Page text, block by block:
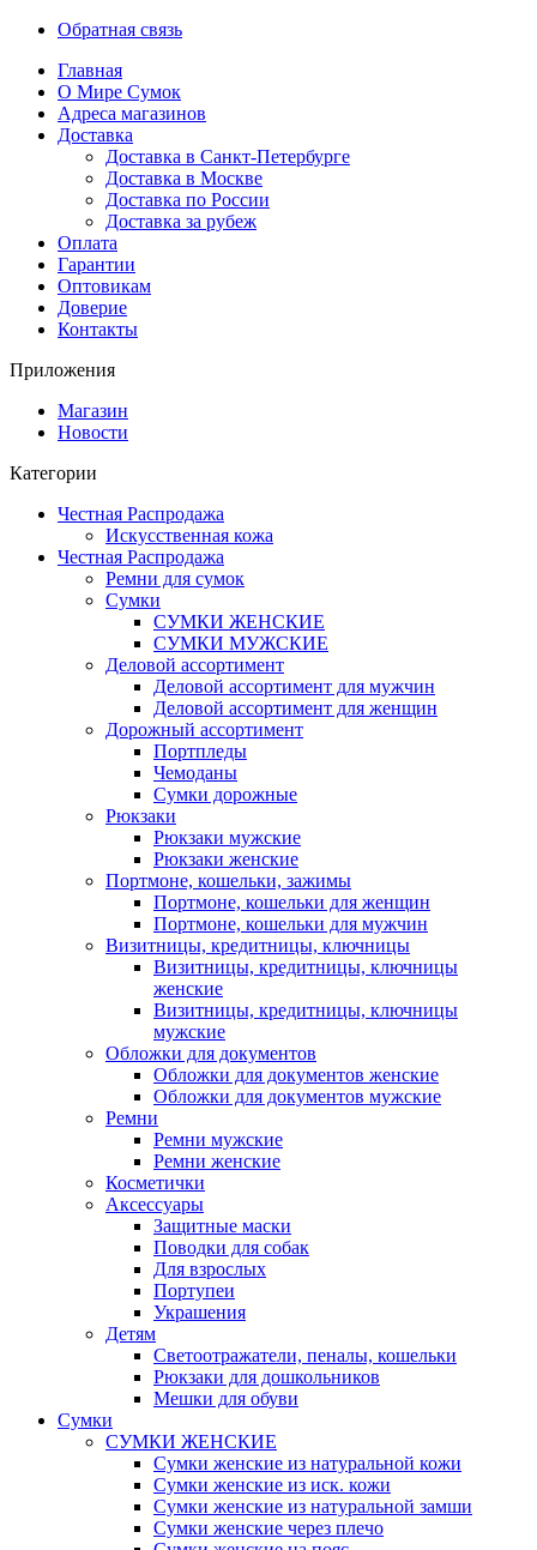
Обратная связь
Главная
О Мире Сумок
Адреса магазинов
Доставка
Доставка в Санкт-Петербурге
Доставка в Москве
Доставка по России
Доставка за рубеж
Оплата
Гарантии
Оптовикам
Доверие
Контакты
Приложения
Магазин
Новости
Категории
Честная Распродажа
Искусственная кожа
Честная Распродажа
Ремни для сумок
Сумки
СУМКИ ЖЕНСКИЕ
СУМКИ МУЖСКИЕ
Деловой ассортимент
Деловой ассортимент для мужчин
Деловой ассортимент для женщин
Дорожный ассортимент
Портпледы
Чемоданы
Сумки дорожные
Рюкзаки
Рюкзаки мужские
Рюкзаки женские
Портмоне, кошельки, зажимы
Портмоне, кошельки для женщин
Портмоне, кошельки для мужчин
Визитницы, кредитницы, ключницы
Визитницы, кредитницы, ключницы
женские
Визитницы, кредитницы, ключницы
мужские
Обложки для документов
Обложки для документов женские
Обложки для документов мужские
Ремни
Ремни мужские
Ремни женские
Косметички
Аксессуары
Защитные маски
Поводки для собак
Для взрослых
Портупеи
Украшения
Детям
Светоотражатели, пеналы, кошельки
Рюкзаки для дошкольников
Мешки для обуви
Сумки
СУМКИ ЖЕНСКИЕ
Сумки женские из натуральной кожи
Сумки женские из иск. кожи
Сумки женские из натуральной замши
Сумки женские через плечо